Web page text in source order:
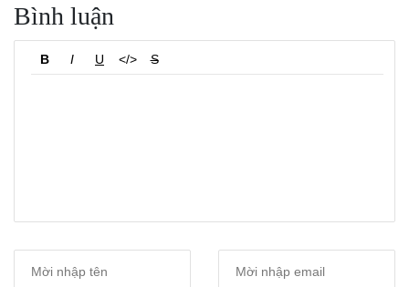
Bình luận
B I U </> S